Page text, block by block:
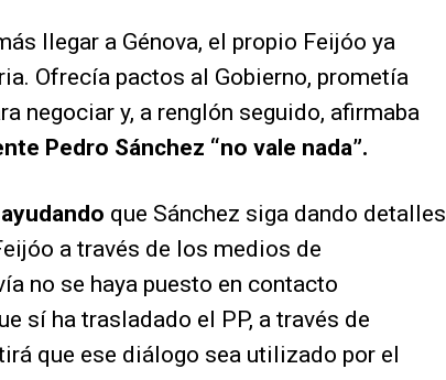
llegar a Génova, el propio Feijóo ya
Ofrecía pactos al Gobierno, prometía
negociar y, a renglón seguido, afirmaba
Pedro Sánchez “no vale nada”.
que Sánchez siga dando detalles
a través de los medios de
no se haya puesto en contacto
sí ha trasladado el PP, a través de
que ese diálogo sea utilizado por el